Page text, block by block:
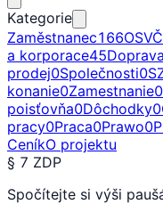
Kategorie
Zaměstnanec166OSVČ
a korporace45Doprava
prodej0Společnosti0
konanie0Zamestnanie0
poisťovňa0Dôchodky0
pracy0Praca0Prawo0
CeníkO projektu
§ 7 ZDP
Spočítejte si výši